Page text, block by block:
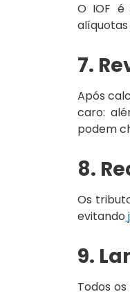
O IOF é
7.
Após
caro:
podem
8.
Os
evitando
9.
Todos